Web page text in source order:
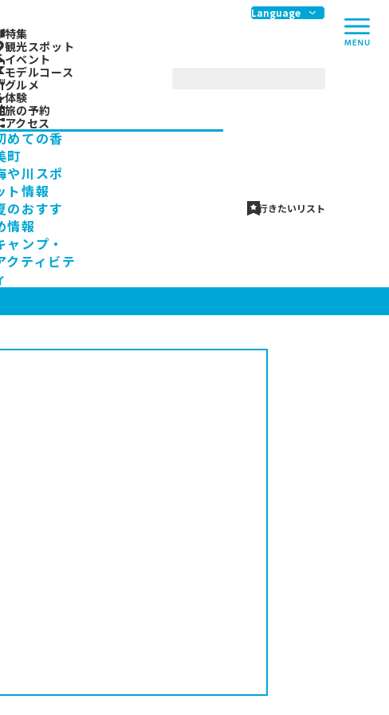
Language
行きたいリスト
特集
観光スポット
イベント
モデルコース
グルメ
体験
旅の予約
アクセス
めての香
町
や川スポ
ト情報
のおすす
情報
ャンプ・
クティビテ